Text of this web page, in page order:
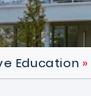
Education